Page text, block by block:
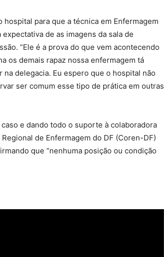
para que a técnica em Enfermagem
de as imagens da sala de
“Ele é a prova do que vem acontecendo
os demais rapaz nossa enfermagem tá
delegacia. Eu espero que o hospital não
ser comum esse tipo de prática em outras
e dando todo o suporte à colaboradora
de Enfermagem do DF (Coren-DF)
que “nenhuma posição ou condição